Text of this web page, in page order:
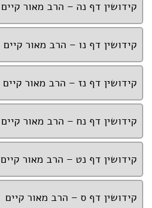
קידושין דף נה – הרב מאור קיים
קידושין דף נו – הרב מאור קיים
קידושין דף נז – הרב מאור קיים
קידושין דף נח – הרב מאור קיים
קידושין דף נט – הרב מאור קיים
קידושין דף ס – הרב מאור קיים